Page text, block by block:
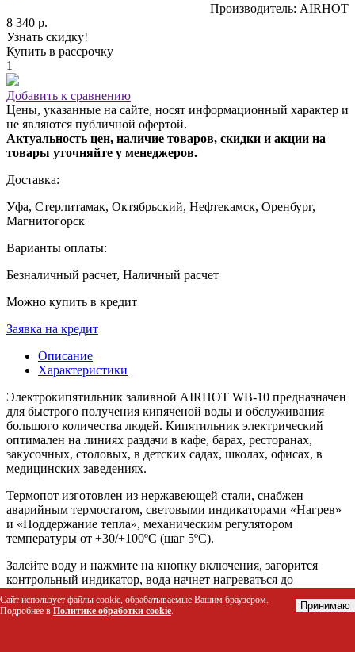
Производитель: AIRHOT
8 340 р.
Узнать скидку!
Купить в рассрочку
1
Добавить к сравнению
Цены, указанные на сайте, носят информационный характер и
не являются публичной офертой.
Актуальность цен, наличие товаров, скидки и акции на
товары уточняйте у менеджеров.
Доставка:
Уфа, Стерлитамак, Октябрьский, Нефтекамск, Оренбург,
Магнитогорск
Варианты оплаты:
Безналичный расчет, Наличный расчет
Можно купить в кредит
Заявка на кредит
Описание
Характеристики
Электрокипятильник заливной AIRHOT WB-10 предназначен
для быстрого получения кипяченой воды и обслуживания
большого количества людей. Кипятильник электрический
оптимален на линиях раздачи в кафе, барах, ресторанах,
закусочных, столовых, в детских садах, школах, офисах, в
медицинских заведениях.
Термопот изготовлен из нержавеющей стали, снабжен
аварийным термостатом, световыми индикаторами «Нагрев»
и «Поддержание тепла», механическим регулятором
температуры от +30/+100ºС (шаг 5ºС).
Залейте воду и нажмите на кнопку включения, загорится
контрольный индикатор, вода начнет нагреваться до
заданного на терморегуляторе уровня. Когда вода закипит,
снова загорится световой индикатор и включится режим
Сайт использует файлы cookie, обрабатываемые Вашим браузером.
Подробнее в Политике обработки cookie. Принимаю